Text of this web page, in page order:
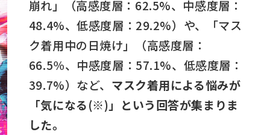
崩れ」（高感度層：62.5%、中感度層：
48.4%、低感度層：29.2%）や、「マス
ク着用中の日焼け」（高感度層：
66.5％、中感度層：57.1%、低感度層：
39.7%）など、 マスク着用による悩みが
「気になる(※)」という回答が集まりま
した。